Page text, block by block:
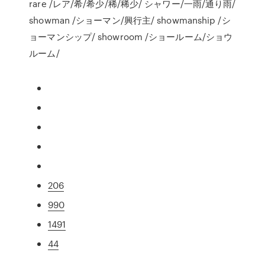
rare /レア/希/希少/稀/稀少/ シャワー/一雨/通り雨/
showman /ショーマン/興行主/ showmanship /シ
ョーマンシップ/ showroom /ショールーム/ショウ
ルーム/
206
990
1491
44